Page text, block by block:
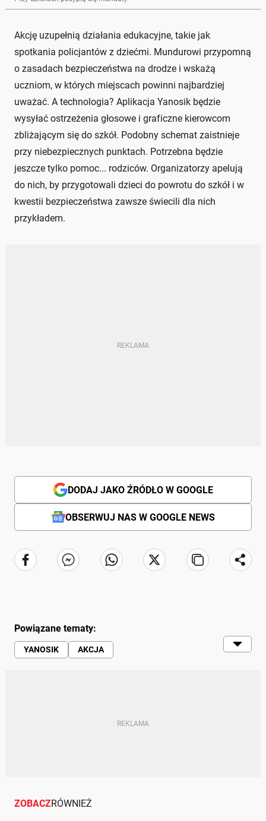
Akcję uzupełnią działania edukacyjne, takie jak
spotkania policjantów z dziećmi. Mundurowi przypomną
o zasadach bezpieczeństwa na drodze i wskażą
uczniom, w których miejscach powinni najbardziej
uważać. A technologia? Aplikacja Yanosik będzie
wysyłać ostrzeżenia głosowe i graficzne kierowcom
zbliżającym się do szkół. Podobny schemat zaistnieje
przy niebezpiecznych punktach. Potrzebna będzie
jeszcze tylko pomoc... rodziców. Organizatorzy apelują
do nich, by przygotowali dzieci do powrotu do szkół i w
kwestii bezpieczeństwa zawsze świecili dla nich
przykładem.
DODAJ JAKO ŹRÓDŁO W GOOGLE
OBSERWUJ NAS W GOOGLE NEWS
Powiązane tematy:
YANOSIK
AKCJA
ZOBACZRÓWNIEŻ